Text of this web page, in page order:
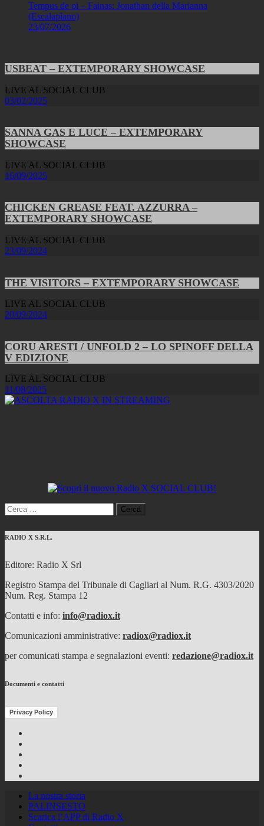
Tempus de oi – Fainas: Jonathan della Marianna
(Escalaplano)
23/07/2026
USBEAT – EXTEMPORARY SHOWCASE
LIVE AL SOCIAL CLUB
03/02/2025
SANNA GAS E LUCE – EXTEMPORARY
SHOWCASE
LIVE AL SOCIAL CLUB
16/09/2025
CHICKEN GREASE FEAT. AZZURRA –
EXTEMPORARY SHOWCASE
LIVE AL SOCIAL CLUB
23/09/2024
THE VISITORS – EXTEMPORARY SHOWCASE
LIVE AL SOCIAL CLUB
20/09/2024
CORU ARESTI / UNFOLD 2 – LO SPINOFF DELLA
V EDIZIONE
LIVE AL SOCIAL CLUB
11/08/2025
Ricerca
per:
RADIO X S.R.L.
Editore: Radio X Srl
Registro Stampa del Tribunale di Cagliari al Num. R.G. 4303/2020
Num. Reg. Stampa 12
Contatti e info: info@radiox.it
Comunicazioni amministrative: radiox@radiox.it
per comunicati stampa e segnalazioni eventi: redazione@radiox.it
Documenti e contatti
Privacy Policy
La nostra storia
PALINSESTO
Scarica l’APP di Radio X